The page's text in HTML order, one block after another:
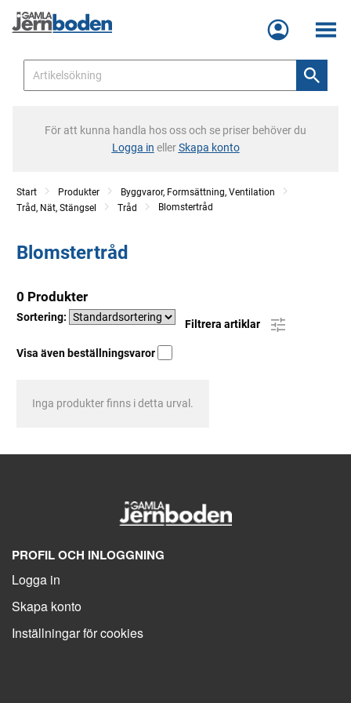
Meny
För att kunna handla hos oss och se priser behöver du
Logga in ellerSkapa konto
Start Produkter
Byggvaror, Formsättning, Ventilation
Tråd, Nät, Stängsel
Tråd Blomstertråd
Blomstertråd
0 Produkter
Sortering:
Filtrera artiklar
Visa även beställningsvaror
Inga produkter finns i detta urval.
PROFIL OCH INLOGGNING
Logga in
Skapa konto
Inställningar för cookies